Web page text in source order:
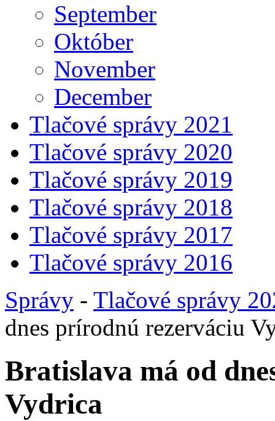
September
Október
November
December
Tlačové správy 2021
Tlačové správy 2020
Tlačové správy 2019
Tlačové správy 2018
Tlačové správy 2017
Tlačové správy 2016
Správy - Tlačové správy
dnes prírodnú rezerváciu
Bratislava má od
Vydrica